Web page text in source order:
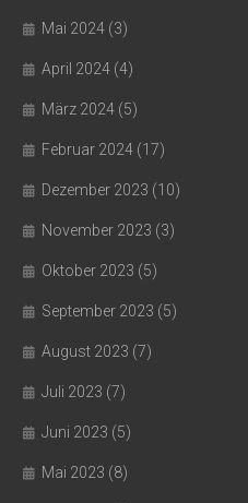
Mai 2024 (3)
April 2024 (4)
März 2024 (5)
Februar 2024 (17)
Dezember 2023 (10)
November 2023 (3)
Oktober 2023 (5)
September 2023 (5)
August 2023 (7)
Juli 2023 (7)
Juni 2023 (5)
Mai 2023 (8)